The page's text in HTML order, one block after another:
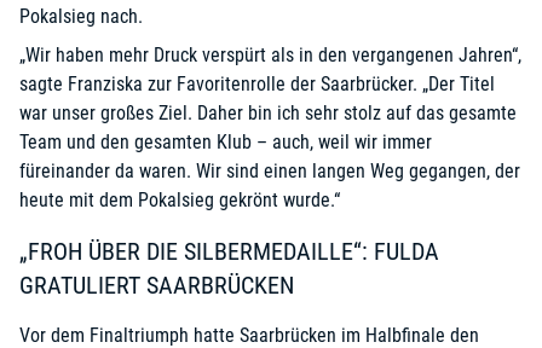
Pokalsieg nach.
„Wir haben mehr Druck verspürt als in den vergangenen Jahren“,
sagte Franziska zur Favoritenrolle der Saarbrücker. „Der Titel
war unser großes Ziel. Daher bin ich sehr stolz auf das gesamte
Team und den gesamten Klub – auch, weil wir immer
füreinander da waren. Wir sind einen langen Weg gegangen, der
heute mit dem Pokalsieg gekrönt wurde.“
„FROH ÜBER DIE SILBERMEDAILLE“: FULDA
GRATULIERT SAARBRÜCKEN
Vor dem Finaltriumph hatte Saarbrücken im Halbfinale den